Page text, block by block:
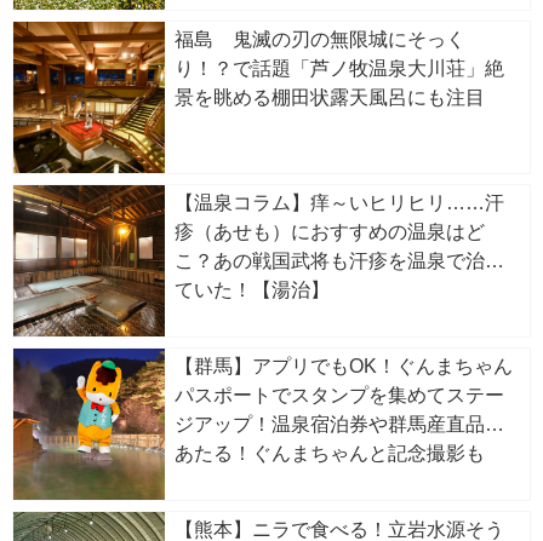
福島 鬼滅の刃の無限城にそっく
り！？で話題「芦ノ牧温泉大川荘」絶
景を眺める棚田状露天風呂にも注目
【温泉コラム】痒～いヒリヒリ……汗
疹（あせも）におすすめの温泉はど
こ？あの戦国武将も汗疹を温泉で治し
ていた！【湯治】
【群馬】アプリでもOK！ぐんまちゃん
パスポートでスタンプを集めてステー
ジアップ！温泉宿泊券や群馬産直品が
あたる！ぐんまちゃんと記念撮影も
【熊本】ニラで食べる！立岩水源そう